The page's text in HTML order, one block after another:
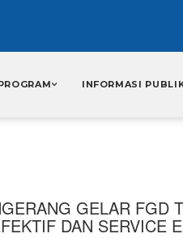
INFORMASI
GELAR FGD
DAN SERVICE